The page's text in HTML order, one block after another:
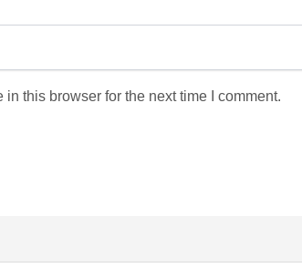
this browser for the next time I comment.